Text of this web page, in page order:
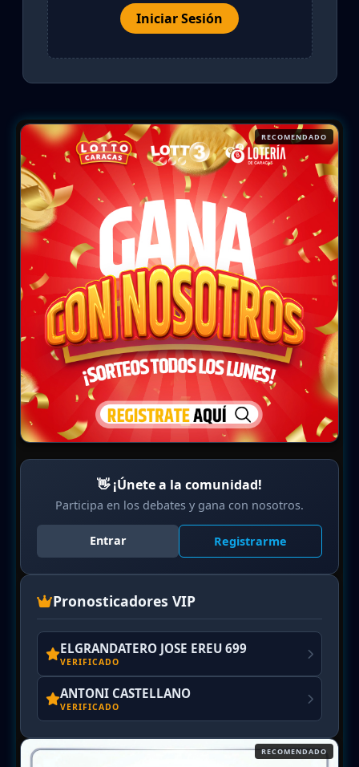
Iniciar Sesión
RECOMENDADO
👋 ¡Únete a la comunidad!
Participa en los debates y gana con nosotros.
Entrar Registrarme
Pronosticadores VIP
ELGRANDATERO JOSE EREU 699
VERIFICADO
ANTONI CASTELLANO
VERIFICADO
RECOMENDADO